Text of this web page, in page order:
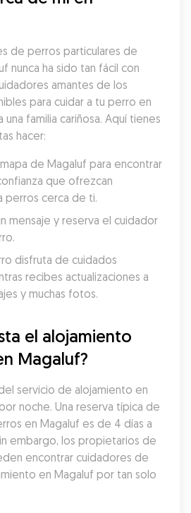
de perros particulares de
nunca ha sido tan fácil con
amantes de los
para cuidar a tu perro en
una familia cariñosa. Aquí tienes
hacer:
mapa de Magaluf para encontrar
que ofrezcan
perros cerca de ti.
mensaje y reserva el cuidador
disfruta de cuidados
recibes actualizaciones a
y muchas fotos.
el alojamiento
Magaluf?
servicio de alojamiento en
noche. Una reserva típica de
en Magaluf es de 4 días a
embargo, los propietarios de
encontrar cuidadores de
en Magaluf por tan solo